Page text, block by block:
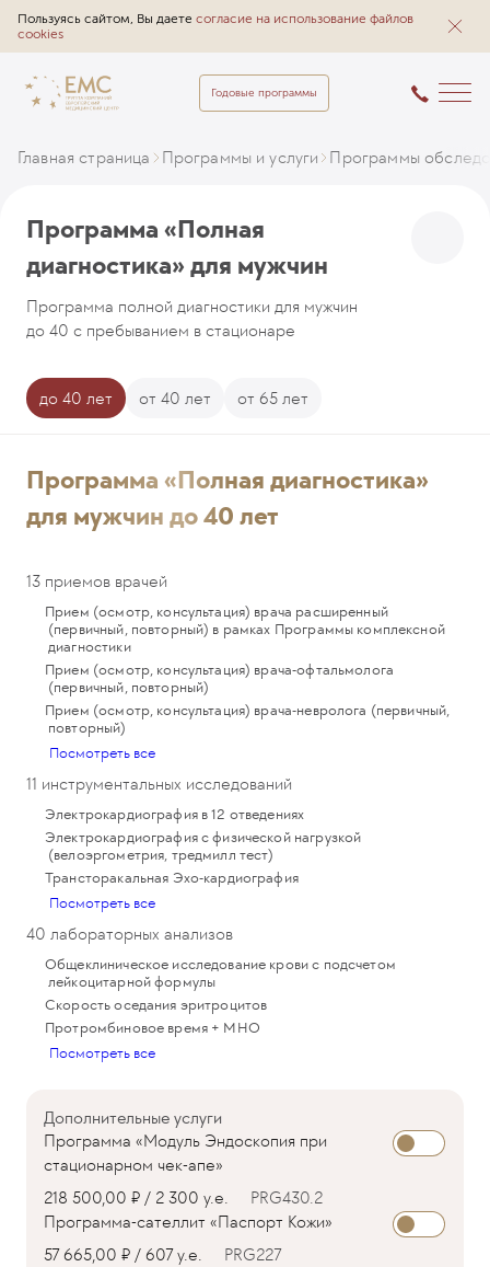
Пользуясь сайтом, Вы даете согласие на использование файлов
cookies
Годовые программы
Главная страница Программы и услуги Программы
Программа «Полная
диагностика» для мужчин
Программа полной диагностики для мужчин
до 40 с пребыванием в стационаре
до 40 лет от 40 лет от 65 лет
Программа «Полная диагностика»
для мужчин до 40 лет
13 приемов врачей
Прием (осмотр, консультация) врача расширенный
(первичный, повторный) в рамках Программы комплексной
диагностики
Прием (осмотр, консультация) врача-офтальмолога
(первичный, повторный)
Прием (осмотр, консультация) врача-невролога (первичный,
повторный)
Посмотреть все
11 инструментальных исследований
Электрокардиография в 12 отведениях
Электрокардиография с физической нагрузкой
(велоэргометрия, тредмилл тест)
Трансторакальная Эхо-кардиография
Посмотреть все
40 лабораторных анализов
Общеклиническое исследование крови с подсчетом
лейкоцитарной формулы
Скорость оседания эритроцитов
Протромбиновое время + МНО
Посмотреть все
Дополнительные услуги
Программа «Модуль Эндоскопия при
стационарном чек-апе»
218 500,00 ₽ / 2 300 у.е.
PRG430.2
Программа-сателлит «Паспорт Кожи»
57 665,00 ₽ / 607 у.е.
PRG227